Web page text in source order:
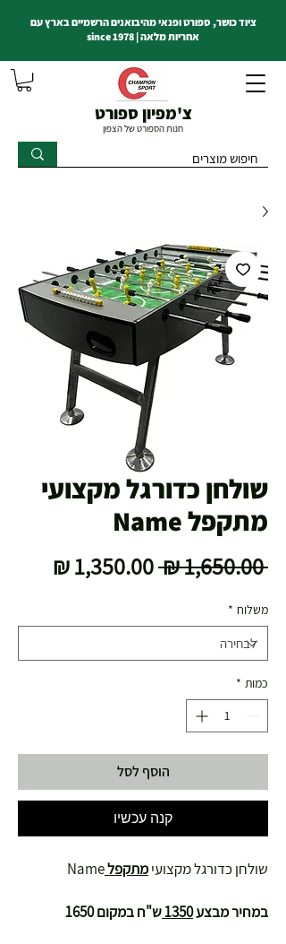
צ'מפיון ספורט
חנות הספורט של הצפון
ציוד כושר, ספורט ופנאי מהיבואנים הרשמיים בארץ עם
אחריות מלאה | since 1978
שולחן כדורגל מקצועי
מתקפל Name
‏1,650.00 ‏₪
מחיר
משלוח *
כמות *
הוסף לסל
קנה עכשיו
שולחן כדורגל מקצועימתקפלName
במחיר מבצע1350ש"ח במקום 1650